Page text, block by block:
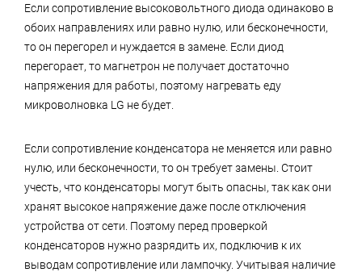
Если сопротивление высоковольтного диода одинаково в
обоих направлениях или равно нулю, или бесконечности,
то он перегорел и нуждается в замене. Если диод
перегорает, то магнетрон не получает достаточно
напряжения для работы, поэтому нагревать еду
микроволновка LG не будет.
Если сопротивление конденсатора не меняется или равно
нулю, или бесконечности, то он требует замены. Стоит
учесть, что конденсаторы могут быть опасны, так как они
хранят высокое напряжение даже после отключения
устройства от сети. Поэтому перед проверкой
конденсаторов нужно разрядить их, подключив к их
выводам сопротивление или лампочку. Учитывая наличие